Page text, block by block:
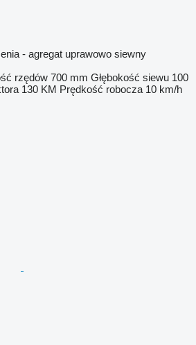
- agregat uprawowo siewny
rzędów 700 mm Głębokość siewu 100
130 KM Prędkość robocza 10 km/h